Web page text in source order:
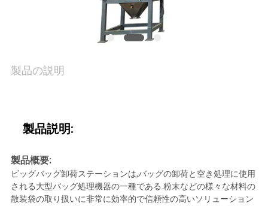
連
絡
製品の説明
製品説明:
製品概要:
ビッグバッグ卸荷ステーションは,バッグの卸荷と空き処理に使用
される大型バッグ処理機器の一種である.粉末などの様々な材料の
散装袋の取り扱いに非常に効率的で信頼性の高いソリューション